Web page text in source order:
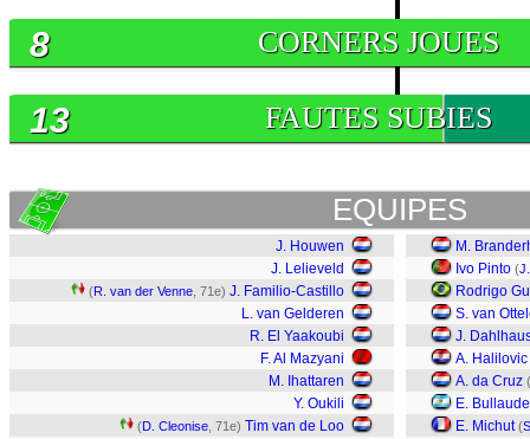
CORNERS JOUES
8
FAUTES SUBIES
13
EQUIPES
J. Houwen
J. Lelieveld
(R. van der Venne , 71e) J. Familio-Castillo
L. van Gelderen
R. El Yaakoubi
F. Al Mazyani
M. Ihattaren
Y. Oukili
(D. Cleonise , 71e) Tim van de Loo
M.
Ivo Pinto (
Rodrigo
S. van
J.
A. Halilovic
A. da Cruz (
E. Bullaude
E. Michut (